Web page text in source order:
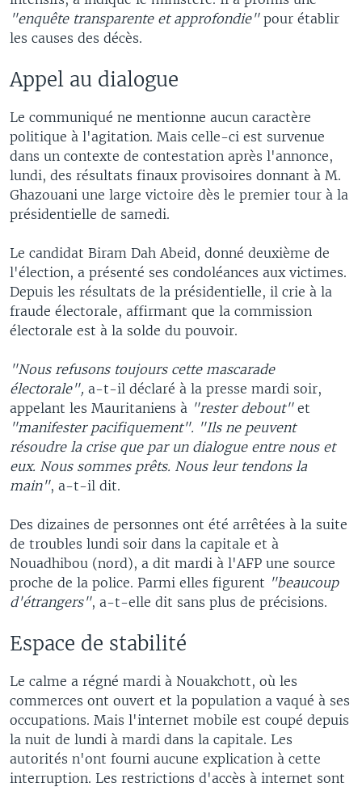
"enquête transparente et approfondie"pour établir
les causes des décès.
Appel au dialogue
Le communiqué ne mentionne aucun caractère
politique à l'agitation. Mais celle-ci est survenue
dans un contexte de contestation après l'annonce,
lundi, des résultats finaux provisoires donnant à M.
Ghazouani une large victoire dès le premier tour à la
présidentielle de samedi.
Le candidat Biram Dah Abeid, donné deuxième de
l'élection, a présenté ses condoléances aux victimes.
Depuis les résultats de la présidentielle, il crie à la
fraude électorale, affirmant que la commission
électorale est à la solde du pouvoir.
"Nous refusons toujours cette mascarade
électorale", a-t-il déclaré à la presse mardi soir,
appelant les Mauritaniens à "rester debout" et
"manifester pacifiquement". "Ils ne peuvent
résoudre la crise que par un dialogue entre nous et
eux. Nous sommes prêts. Nous leur tendons la
main", a-t-il dit.
Des dizaines de personnes ont été arrêtées à la suite
de troubles lundi soir dans la capitale et à
Nouadhibou (nord), a dit mardi à l'AFP une source
proche de la police. Parmi elles figurent "beaucoup
d'étrangers", a-t-elle dit sans plus de précisions.
Espace de stabilité
Le calme a régné mardi à Nouakchott, où les
commerces ont ouvert et la population a vaqué à ses
occupations. Mais l'internet mobile est coupé depuis
la nuit de lundi à mardi dans la capitale. Les
autorités n'ont fourni aucune explication à cette
interruption. Les restrictions d'accès à internet sont